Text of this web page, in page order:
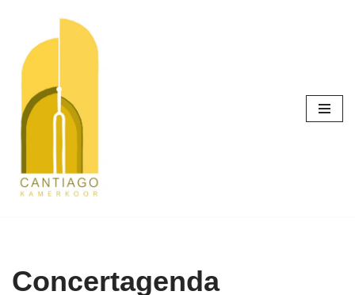
Meteen
naar
inhoud
Concertagenda